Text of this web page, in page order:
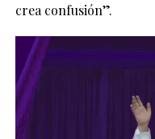
crea confusión”.